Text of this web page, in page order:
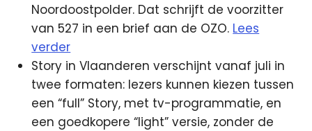
Noordoostpolder. Dat schrijft de voorzitter
van 527 in een brief aan de OZO. Lees
verder
Story in Vlaanderen verschijnt vanaf juli in
twee formaten: lezers kunnen kiezen tussen
een “full” Story, met tv-programmatie, en
een goedkopere “light” versie, zonder de